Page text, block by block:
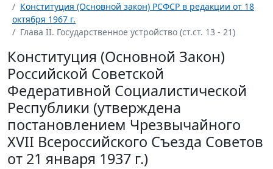
Конституция (Основной закон) РСФСР в редакции от 18
октября 1967 г.
Глава II. Государственное устройство (ст.ст. 13 - 21)
Конституция (Основной Закон)
Российской Советской
Федеративной Социалистической
Республики (утверждена
постановлением Чрезвычайного
XVII Всероссийского Съезда Советов
от 21 января 1937 г.)